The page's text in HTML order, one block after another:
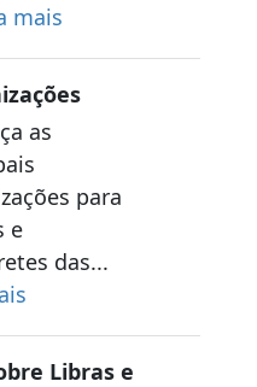
mais
as
para
e
das...
Libras e